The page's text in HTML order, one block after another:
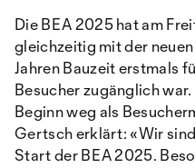
Die BEA 2025 hat am
gleichzeitig mit der
Jahren Bauzeit erstmals
Besucher zugänglich
Beginn weg als
Gertsch erklärt: «Wir
Start der BEA 2025.